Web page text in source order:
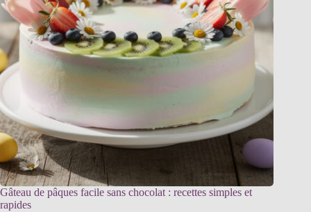
Gâteau de pâques facile sans chocolat : recettes simples et
rapides